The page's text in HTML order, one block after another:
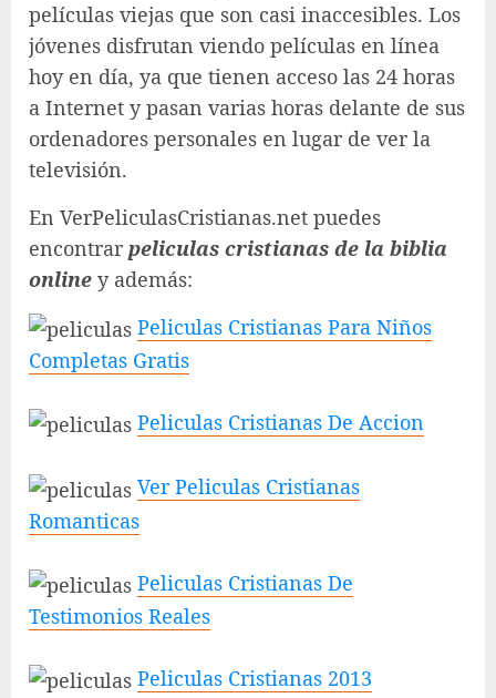
películas viejas que son casi inaccesibles. Los
jóvenes disfrutan viendo películas en línea
hoy en día, ya que tienen acceso las 24 horas
a Internet y pasan varias horas delante de sus
ordenadores personales en lugar de ver la
televisión.
En VerPeliculasCristianas.net puedes
encontrar peliculas cristianas de la biblia
online y además:
Peliculas Cristianas Para Niños
Completas Gratis
Peliculas Cristianas De Accion
Ver Peliculas Cristianas
Romanticas
Peliculas Cristianas De
Testimonios Reales
Peliculas Cristianas 2013